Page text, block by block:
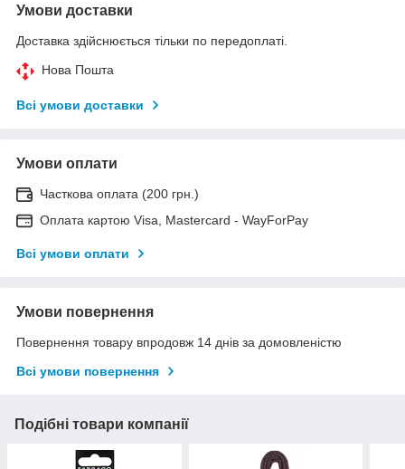
Умови доставки
Доставка здійснюється тільки по передоплаті.
Нова Пошта
Всі умови доставки
Умови оплати
Часткова оплата (200 грн.)
Оплата картою Visa, Mastercard - WayForPay
Всі умови оплати
Умови повернення
Повернення товару впродовж 14 днів за домовленістю
Всі умови повернення
Подібні товари компанії